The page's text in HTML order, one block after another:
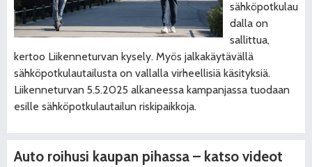
sähköpotkulau
dalla on
sallittua,
kertoo Liikenneturvan kysely. Myös jalkakäytävällä
sähköpotkulautailusta on vallalla virheellisiä käsityksiä.
Liikenneturvan 5.5.2025 alkaneessa kampanjassa tuodaan
esille sähköpotkulautailun riskipaikkoja.
Auto roihusi kaupan pihassa – katso videot